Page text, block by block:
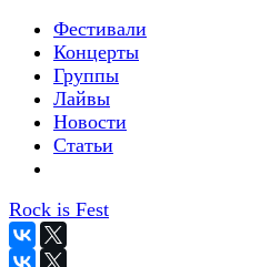
Фестивали
Концерты
Группы
Лайвы
Новости
Статьи
Rock is Fest